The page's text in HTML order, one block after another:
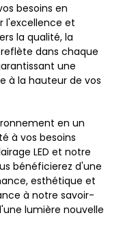
besoins en
l'excellence et
la qualité, la
dans chaque
une
à la hauteur de vos
en un
à vos besoins
LED et notre
bénéficierez d'une
esthétique et
à notre savoir-
lumière nouvelle